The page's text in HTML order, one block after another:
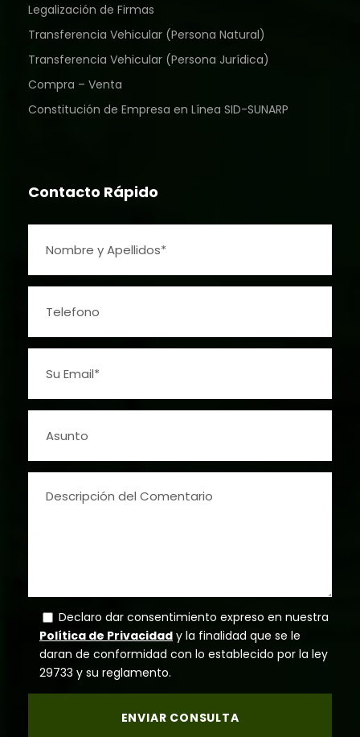
Legalización de Firmas
Transferencia Vehicular (Persona Natural)
Transferencia Vehicular (Persona Jurídica)
Compra – Venta
Constitución de Empresa en Línea SID-SUNARP
Contacto Rápido
Declaro dar consentimiento expreso en nuestra
Política de Privacidad y la finalidad que se le
daran de conformidad con lo establecido por la ley
29733 y su reglamento.